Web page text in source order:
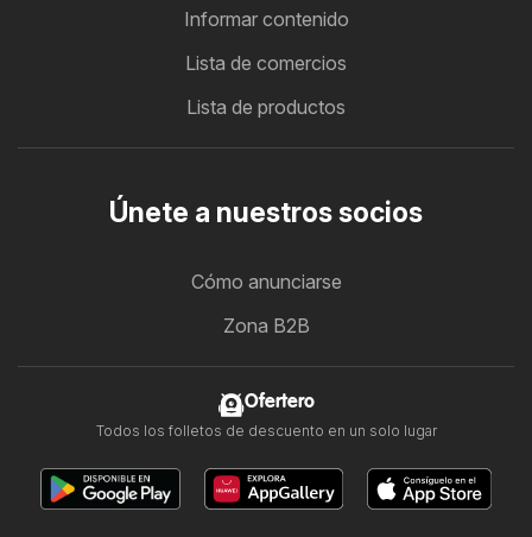
Informar contenido
Lista de comercios
Lista de productos
Únete a nuestros socios
Cómo anunciarse
Zona B2B
Ofertero
Todos los folletos de descuento en un solo lugar